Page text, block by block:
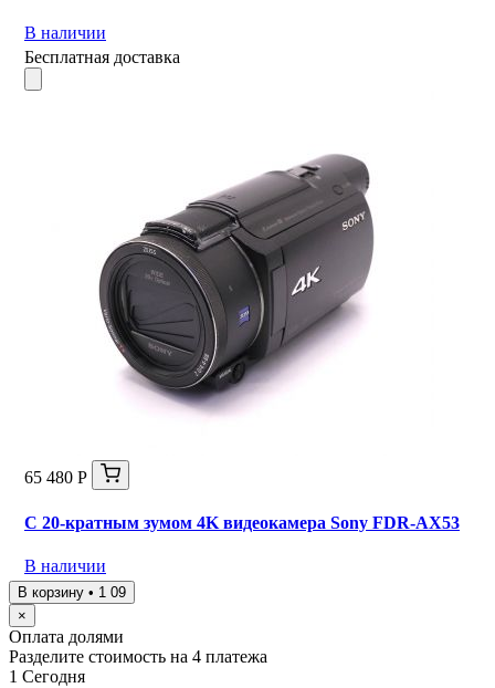
В наличии
Бесплатная доставка
65 480 Р
С 20-кратным зумом 4K видеокамера Sony FDR-AX53
В наличии
В корзину • 1 09
×
Оплата долями
Разделите стоимость на 4 платежа
1 Сегодня